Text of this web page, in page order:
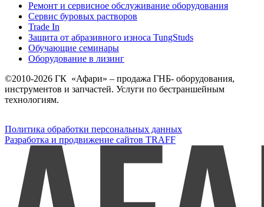
Ремонт и сервисное обслуживание оборудования
Сервис буровых растворов
Trade In
Защита от абразивного износа TungStuds
Обучающие семинары
Оборудование в лизинг
©2010-2026 ГК «Афари» – продажа ГНБ- оборудования,
инструментов и запчастей. Услуги по бестраншейным
технологиям.
Политика обработки персональных данных
Разработка и продвижение сайтов TRAFF